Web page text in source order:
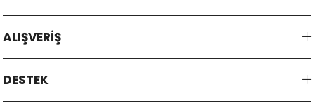
ALIŞVERİŞ
DESTEK